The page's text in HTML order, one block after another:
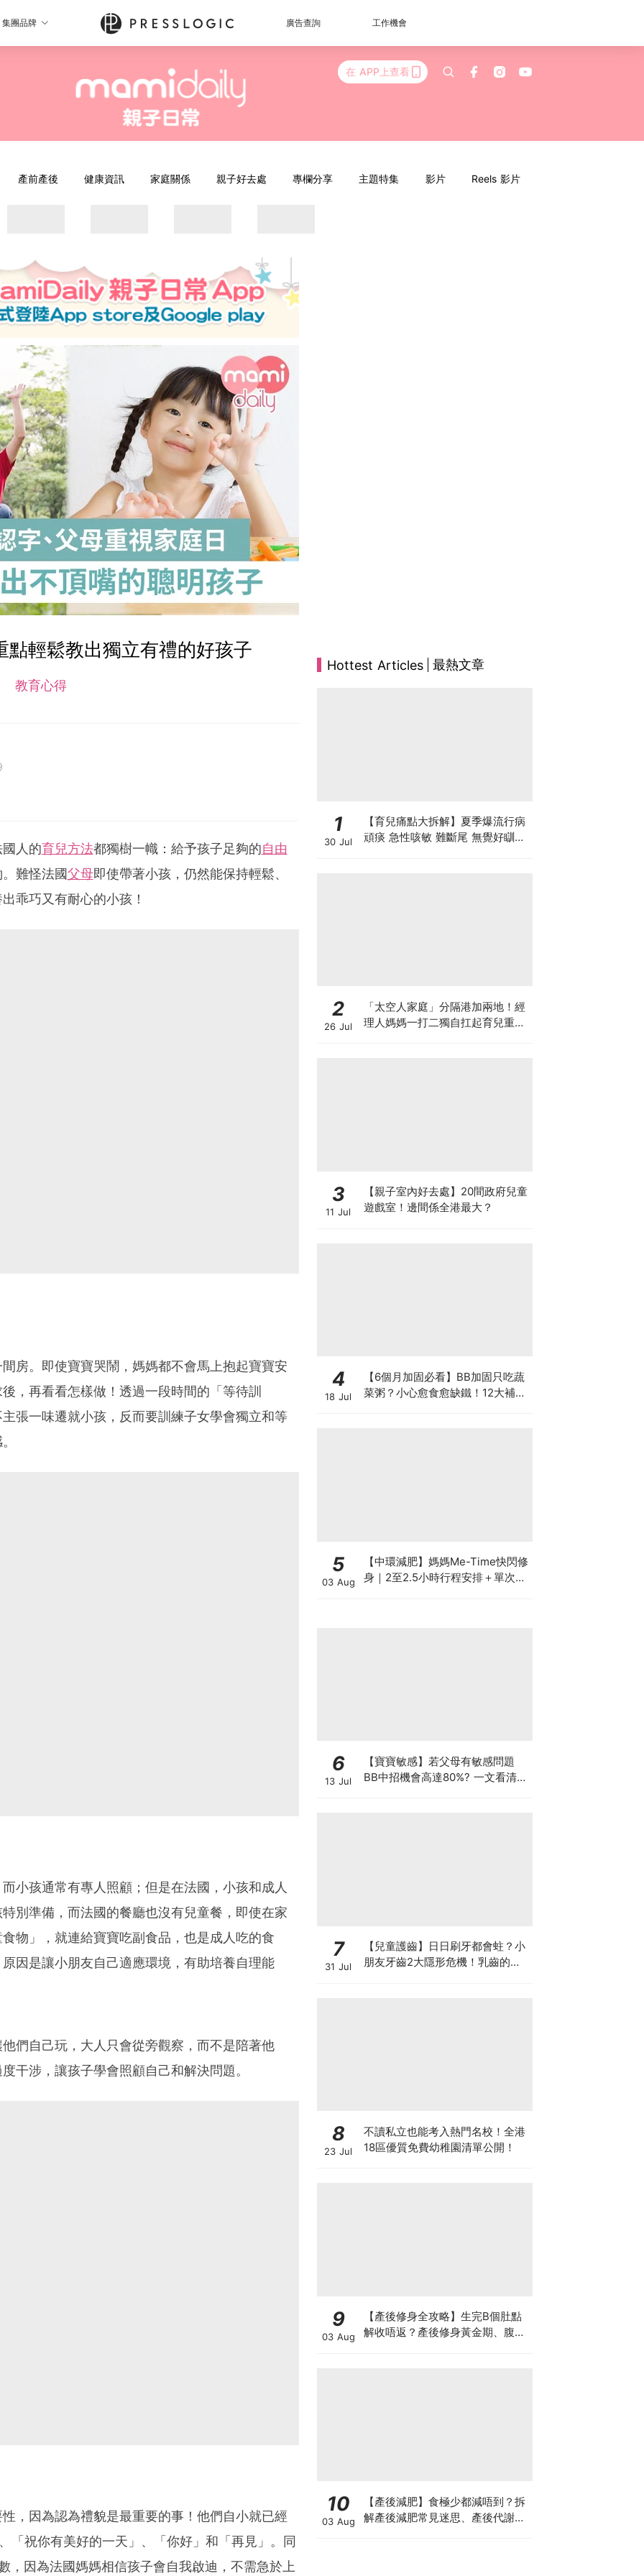
集團品牌 廣告查詢 工作機會
在 APP上查看
產前產後 健康資訊 家庭關係 親子好去處 專欄分享 主題特集 影片 Reels 影片
點輕鬆教出獨立有禮的好孩子
教育心得
人的育兒方法都獨樹一幟：給予孩子足夠的自由
難怪法國父母即使帶著小孩，仍然能保持輕鬆、
乖巧又有耐心的小孩！
房。即使寶寶哭鬧，媽媽都不會馬上抱起寶寶安
，再看看怎樣做！透過一段時間的「等待訓
張一味遷就小孩，反而要訓練子女學會獨立和等
小孩通常有專人照顧；但是在法國，小孩和成人
別準備，而法國的餐廳也沒有兒童餐，即使在家
物」，就連給寶寶吃副食品，也是成人吃的食
因是讓小朋友自己適應環境，有助培養自理能
們自己玩，大人只會從旁觀察，而不是陪著他
干涉，讓孩子學會照顧自己和解決問題。
，因為認為禮貌是最重要的事！他們自小就已經
「祝你有美好的一天」、「你好」和「再見」。同
，因為法國媽媽相信孩子會自我啟迪，不需急於上
Hottest Articles 最熱文章
1
30 Jul
【育兒痛點大拆解】夏季爆流行病
頑痰 急性咳敏 難斷尾 無覺好瞓？
2
26 Jul
「太空人家庭」分隔港加兩地！經
理人媽媽一打二獨自扛起育兒重
3
11 Jul
【親子室內好去處】20間政府兒童
遊戲室！邊間係全港最大？
4
18 Jul
【6個月加固必看】BB加固只吃蔬
菜粥？小心愈食愈缺鐵！12大補鐵
5
03 Aug
【中環減肥】媽媽Me-Time快閃修
身｜2至2.5小時行程安排＋單次收
6
13 Jul
【寶寶敏感】若父母有敏感問題
BB中招機會高達80%? 一文看清預
7
31 Jul
【兒童護齒】日日刷牙都會蛀？小
朋友牙齒2大隱形危機！乳齒的琺
8
23 Jul
不讀私立也能考入熱門名校！全港
18區優質免費幼稚園清單公開！
9
03 Aug
【產後修身全攻略】生完B個肚點
解收唔返？產後修身黃金期、腹直
10
03 Aug
【產後減肥】食極少都減唔到？拆
解產後減肥常見迷思、產後代謝、